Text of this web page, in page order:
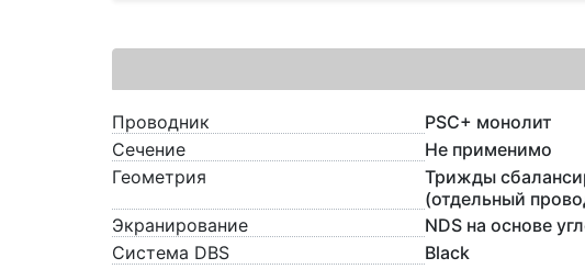
Проводник
PSC+ монолит
Сечение
Не применимо
Геометрия
Трижды
(отдельный
Экранирование
NDS на основе
Система DBS
Black